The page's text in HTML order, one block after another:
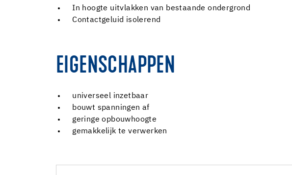
In hoogte uitvlakken van bestaande ondergrond
Contactgeluid isolerend
EIGENSCHAPPEN
universeel inzetbaar
bouwt spanningen af
geringe opbouwhoogte
gemakkelijk te verwerken